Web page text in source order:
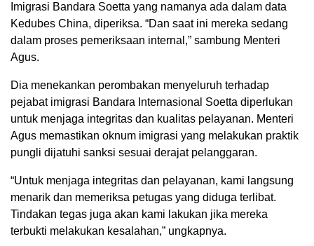
Imigrasi Bandara Soetta yang namanya ada dalam data
Kedubes China, diperiksa. “Dan saat ini mereka sedang
dalam proses pemeriksaan internal,” sambung Menteri
Agus.
Dia menekankan perombakan menyeluruh terhadap
pejabat imigrasi Bandara Internasional Soetta diperlukan
untuk menjaga integritas dan kualitas pelayanan. Menteri
Agus memastikan oknum imigrasi yang melakukan praktik
pungli dijatuhi sanksi sesuai derajat pelanggaran.
“Untuk menjaga integritas dan pelayanan, kami langsung
menarik dan memeriksa petugas yang diduga terlibat.
Tindakan tegas juga akan kami lakukan jika mereka
terbukti melakukan kesalahan,” ungkapnya.